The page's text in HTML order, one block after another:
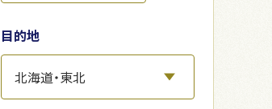
目的地